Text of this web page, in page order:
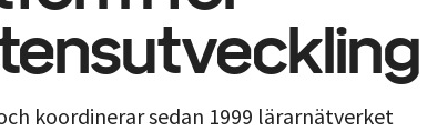
koordinerar sedan 1999 lärarnätverket